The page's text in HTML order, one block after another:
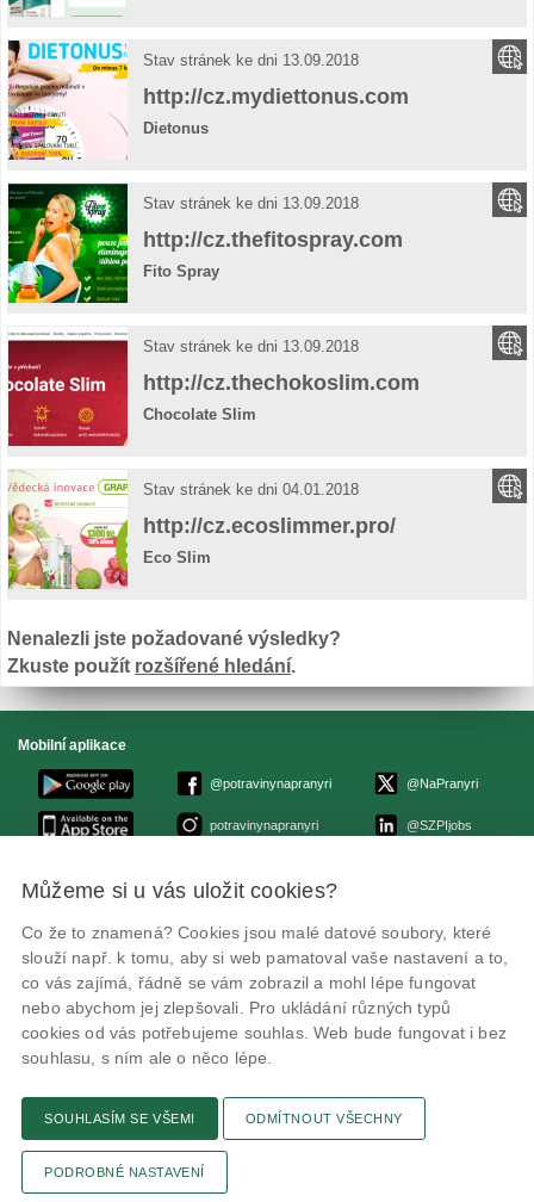
Stav stránek ke dni 13.09.2018
http://cz.mydiettonus.com
Dietonus
Stav stránek ke dni 13.09.2018
http://cz.thefitospray.com
Fito Spray
Stav stránek ke dni 13.09.2018
http://cz.thechokoslim.com
Chocolate Slim
Stav stránek ke dni 04.01.2018
http://cz.ecoslimmer.pro/
Eco Slim
Nenalezli jste požadované výsledky?
Zkuste použít rozšířené hledání.
Mobilní aplikace
@potravinynapranyri
potravinynapranyri
@NaPranyri
@SZPIjobs
© Státní zemědělská a potravinářská inspekce 2026
ID datové schránky: avraiqg
IČO: 75014149, DIČ: CZ75014149
Zásady ochrany soukromí
Nastavení cookies
Připomínky Novinky Odkaz
Můžeme si u vás uložit cookies?
Co že to znamená? Cookies jsou malé datové soubory, které
slouží např. k tomu, aby si web pamatoval vaše nastavení a to,
co vás zajímá, řádně se vám zobrazil a mohl lépe fungovat
nebo abychom jej zlepšovali. Pro ukládání různých typů
cookies od vás potřebujeme souhlas. Web bude fungovat i bez
souhlasu, s ním ale o něco lépe.
SOUHLASÍM SE VŠEMI ODMÍTNOUT VŠECHNY
PODROBNÉ NASTAVENÍ